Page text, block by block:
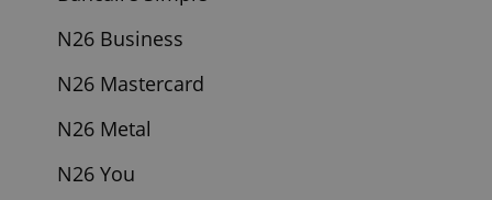
Ma French Bank
Le Compte
Westart
Mastercard
Fortuneo
Nous partageons également des informations sur
votre utilisation de notre site avec nos partenaires
avec d'autres informations que vous leur avez
fournies ou qu'ils ont collectées lors de votre